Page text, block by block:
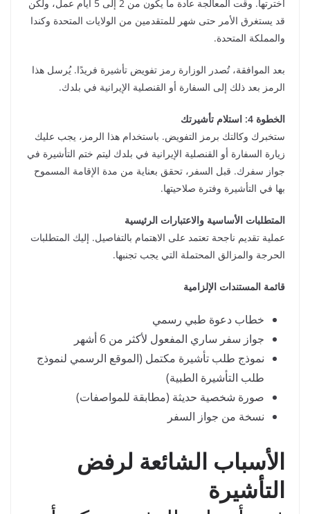
اخترتها. وقت المعالجة عادة ما يكون من 2 إلى 5 أيام عمل، ولكن
قد يستغرق الأمر حتى شهر للمتقدمين من الولايات المتحدة وكندا
والمملكة المتحدة.
بعد الموافقة، تُصدر الوزارة رمز تفويض تأشيرة فريدًا. يُرسل هذا
الرمز بعد ذلك إلى السفارة أو القنصلية الإيرانية في بلدك.
الخطوة 4: استلام تأشيرتك
ستخبرك وكالتك برمز التفويض. باستخدام هذا الرمز، يجب عليك
زيارة السفارة أو القنصلية الإيرانية في بلدك ليتم ختم التأشيرة في
جواز سفرك. قبل السفر، تحقق بعناية من مدة الإقامة المسموح
بها في التأشيرة وفترة صلاحيتها.
المتطلبات الأساسية والاعتبارات الرئيسية
عملية تقديم ناجحة تعتمد على الاهتمام بالتفاصيل. إليك المتطلبات
الحرجة والمزالق المحتملة التي يجب تجنبها.
قائمة المستندات الإلزامية
خطاب دعوة طبي رسمي
جواز سفر ساري المفعول لأكثر من 6 أشهر
نموذج طلب تأشيرة مكتمل (الموقع الرسمي لنموذج
طلب التأشيرة الطبية)
صورة شخصية حديثة (مطابقة للمواصفات)
نسخة من جواز السفر
الأسباب الشائعة لرفض
التأشيرة